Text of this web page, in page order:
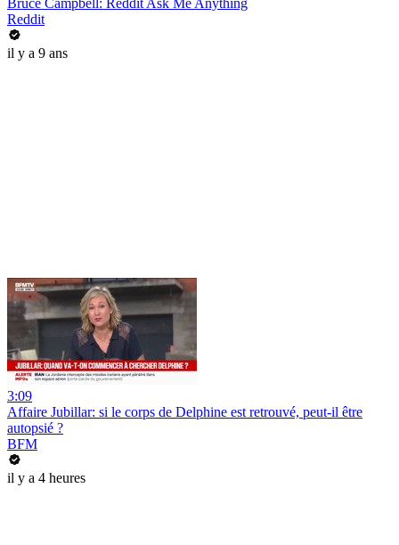
Bruce Campbell: Reddit Ask Me Anything
Reddit
il y a 9 ans
3:09
Affaire Jubillar: si le corps de Delphine est retrouvé, peut-il être
autopsié ?
BFM
il y a 4 heures